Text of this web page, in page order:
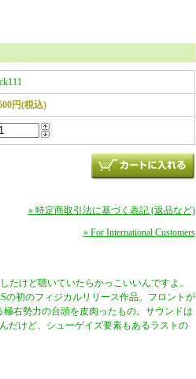
円(税込)
» 特定商取引法に基づく表記 (返品など)
» For International Customers
たけど聴いていたらかっこいいんですよ。
の初のフィジカルリリース作品。フロントが
右勢力の台頭を皮肉ったもの。サウンドは
だけど、シューゲイズ要素もあるラストの